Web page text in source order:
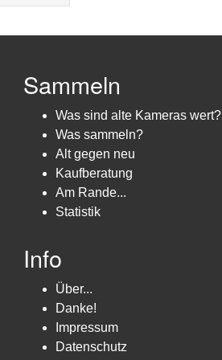
Sammeln
Was sind alte Kameras wert?
Was sammeln?
Alt gegen neu
Kaufberatung
Am Rande...
Statistik
Info
Über...
Danke!
Impressum
Datenschutz